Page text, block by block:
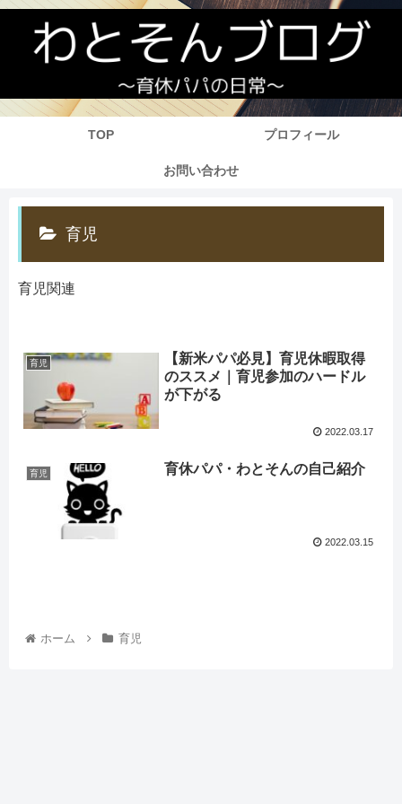
TOP プロフィール
お問い合わせ
育児
育児関連
育児
【新米パパ必見】育児休暇取得
のススメ｜育児参加のハードル
が下がる
2022.03.17
育児 育休パパ・わとそんの自己紹介
2022.03.15
ホーム 育児